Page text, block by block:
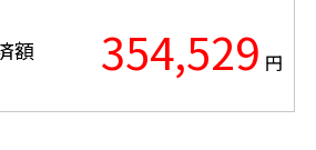
額 354,529 円